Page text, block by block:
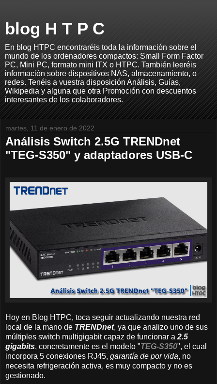
blog H T P C
En blog HTPC encontraréis toda la información sobre el
mundo de los ordenadores compactos: Small Form Factor
PC, Mini PC, formato mini ITX o HTPC. También leeréis
información sobre dispositivos NAS, almacenamiento, o
redes. Tenéis a vuestra disposición Análisis, Guías,
Wikipedia y alguna que otra Promoción con descuentos
interesantes de los colaboradores.
martes, 11 de enero de 2022
Análisis Switch 2.5G TRENDnet
"TEG-S350" y adaptadores USB-C
Hoy en Blog HTPC, toca seguir actualizando nuestra red
local de la mano de TRENDnet, ya que analizo uno de sus
múltiples switch multigigabit capaz de funcionar a 2.5
gigabits, concretamente es el modelo "TEG-S350", el cual
incorpora 5 conexiones RJ45, garantía de por vida, no
necesita refrigeración activa, es muy compacto y no es
gestionado.